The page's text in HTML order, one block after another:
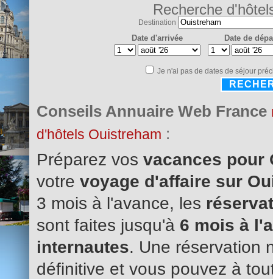
Recherche
Destination
Date d'arrivée Date de
Je n'ai pas de dates de séjour
Conseils Annuaire Web France
d'hôtels Ouistreham :
Préparez vos vacances pour
votre voyage d'affaire sur
3 mois à l'avance, les
sont faites jusqu'à 6 mois à
internautes. Une réservation
définitive et vous pouvez à